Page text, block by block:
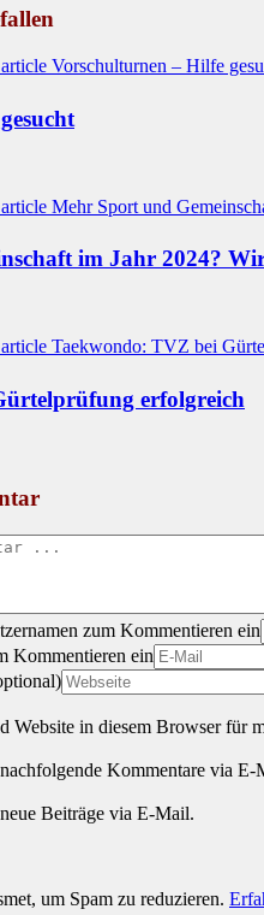
im Jahr 2024?
erfolgreich
zum Kommentieren ein
Kommentieren ein
Website in diesem Browser für
Kommentare via E-
Beiträge via E-Mail.
um Spam zu reduzieren.